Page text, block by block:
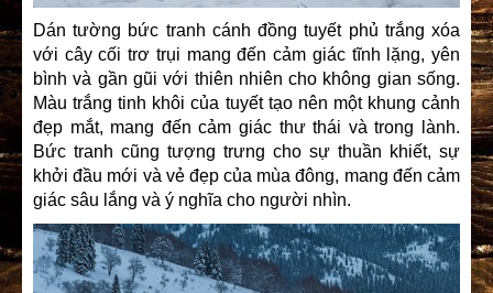
Dán tường bức tranh cánh đồng tuyết phủ trắng xóa
với cây cối trơ trụi mang đến cảm giác tĩnh lặng, yên
bình và gần gũi với thiên nhiên cho không gian sống.
Màu trắng tinh khôi của tuyết tạo nên một khung cảnh
đẹp mắt, mang đến cảm giác thư thái và trong lành.
Bức tranh cũng tượng trưng cho sự thuần khiết, sự
khởi đầu mới và vẻ đẹp của mùa đông, mang đến cảm
giác sâu lắng và ý nghĩa cho người nhìn.